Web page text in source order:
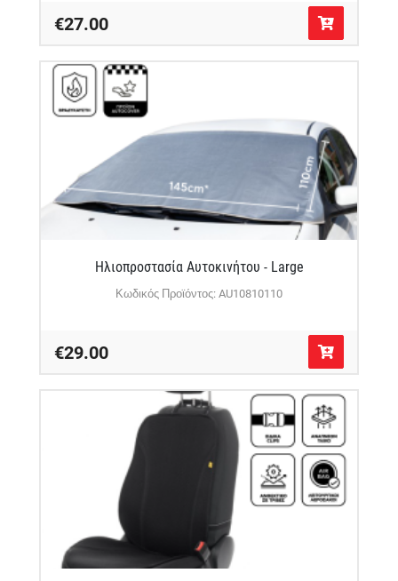
€27.00
Ηλιοπροστασία Αυτοκινήτου - Large
Κωδικός Προϊόντος: AU10810110
€29.00